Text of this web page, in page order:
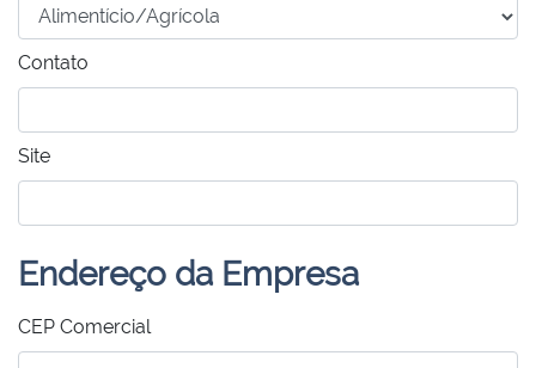
Contato
Site
Endereço da Empresa
CEP Comercial